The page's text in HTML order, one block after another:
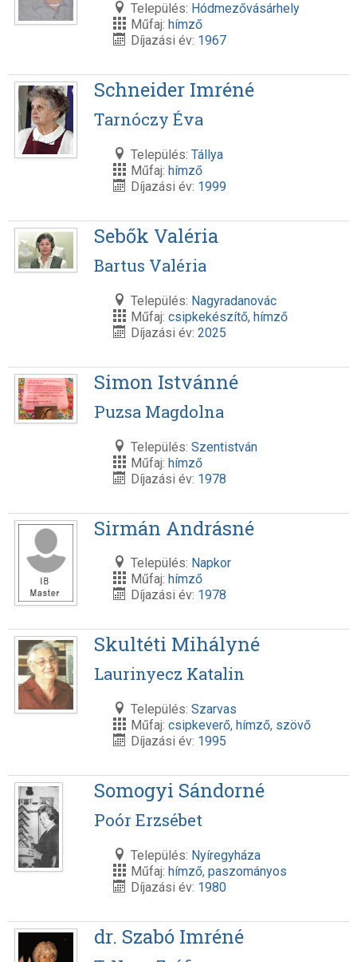
Település: Hódmezővásárhely
Műfaj: hímző
Díjazási év: 1967
Schneider Imréné
Tarnóczy Éva
Település: Tállya
Műfaj: hímző
Díjazási év: 1999
Sebők Valéria
Bartus Valéria
Település: Nagyradanovác
Műfaj: csipkekészítő, hímző
Díjazási év: 2025
Simon Istvánné
Puzsa Magdolna
Település: Szentistván
Műfaj: hímző
Díjazási év: 1978
Sirmán Andrásné
Település: Napkor
Műfaj: hímző
Díjazási év: 1978
Skultéti Mihályné
Laurinyecz Katalin
Település: Szarvas
Műfaj: csipkeverő, hímző, szövő
Díjazási év: 1995
Somogyi Sándorné
Poór Erzsébet
Település: Nyíregyháza
Műfaj: hímző, paszományos
Díjazási év: 1980
dr. Szabó Imréné